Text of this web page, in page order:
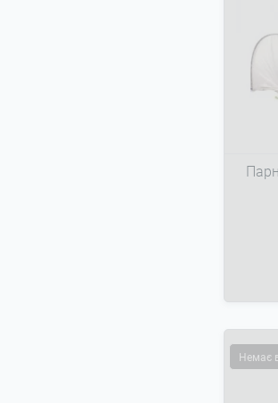
Немає